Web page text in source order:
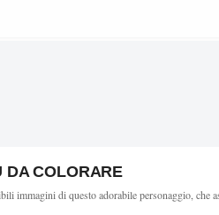
DA COLORARE
immagini di questo adorabile personaggio,